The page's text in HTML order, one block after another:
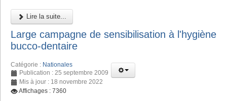
Lire la suite...
Large campagne de sensibilisation à l'hygiène
bucco-dentaire
Catégorie : Nationales
Publication : 25 septembre 2009
Mis à jour : 18 novembre 2022
Affichages : 7360